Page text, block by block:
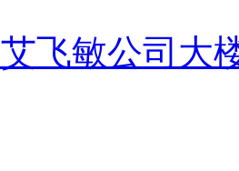
艾飞敏公司大